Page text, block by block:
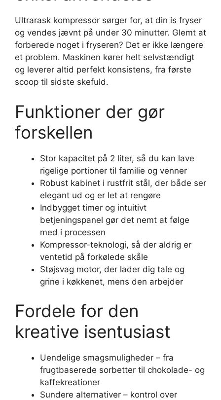
Ultrarask kompressor sørger for, at din is fryser
og vendes jævnt på under 30 minutter. Glemt at
forberede noget i fryseren? Det er ikke længere
et problem. Maskinen kører helt selvstændigt
og leverer altid perfekt konsistens, fra første
scoop til sidste skefuld.
Funktioner der gør
forskellen
Stor kapacitet på 2 liter, så du kan lave
rigelige portioner til familie og venner
Robust kabinet i rustfrit stål, der både ser
elegant ud og er let at rengøre
Indbygget timer og intuitivt
betjeningspanel gør det nemt at følge
med i processen
Kompressor-teknologi, så der aldrig er
ventetid på forkølede skåle
Støjsvag motor, der lader dig tale og
grine i køkkenet, mens den arbejder
Fordele for den
kreative isentusiast
Uendelige smagsmuligheder – fra
frugtbaserede sorbetter til chokolade- og
kaffekreationer
Sundere alternativer – kontrol over